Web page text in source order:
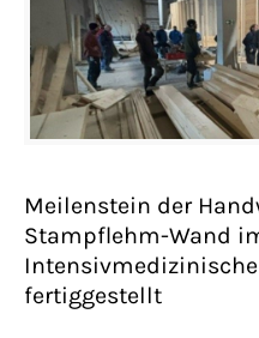
Meilenstein der
Stampflehm-Wand
fertiggestellt